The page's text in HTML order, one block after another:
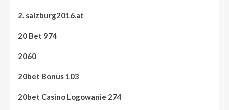
2. salzburg2016.at
20 Bet 974
2060
20bet Bonus 103
20bet Casino Logowanie 274